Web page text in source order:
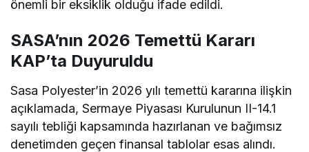
önemli bir eksiklik olduğu ifade edildi.
SASA’nın 2026 Temettü Kararı
KAP’ta Duyuruldu
Sasa Polyester’in 2026 yılı temettü kararına ilişkin
açıklamada, Sermaye Piyasası Kurulunun II-14.1
sayılı tebliği kapsamında hazırlanan ve bağımsız
denetimden geçen finansal tablolar esas alındı.